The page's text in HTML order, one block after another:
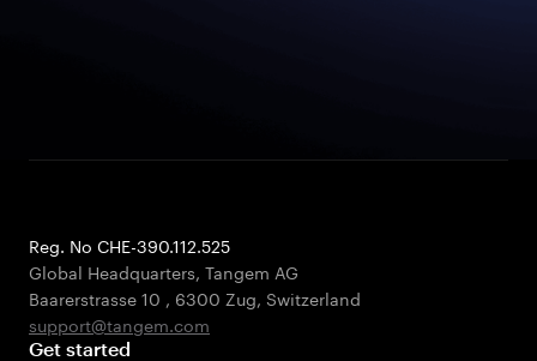
Reg. No CHE-390.112.525
Global Headquarters, Tangem AG
Baarerstrasse 10 , 6300 Zug, Switzerland
support@tangem.com
Get started